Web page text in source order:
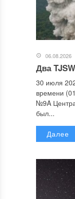
06.08.2026
Два
30 июля
времени
№9A
был...
Далее